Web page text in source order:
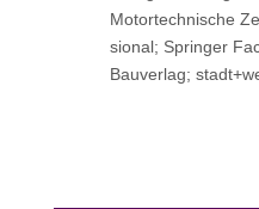
Motor­tech­ni­sche
sio­nal; Sprin­ger
Bau­ver­lag;